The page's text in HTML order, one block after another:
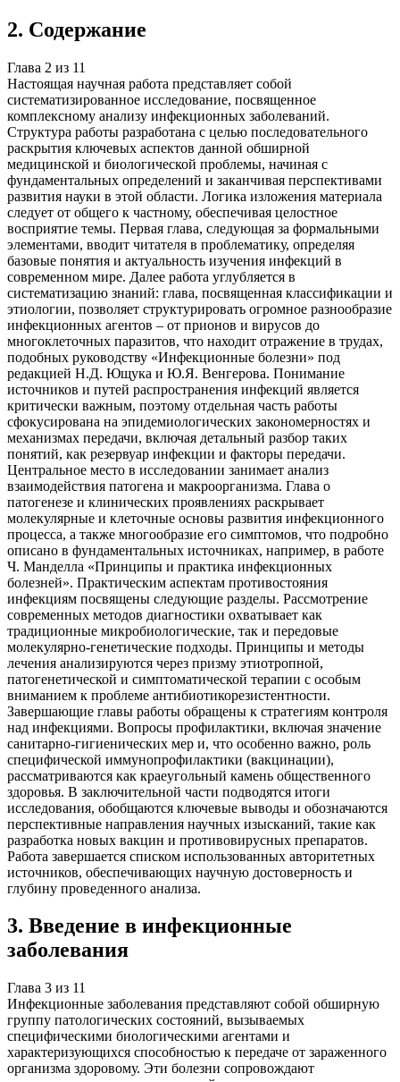
2. Содержание
Глава 2 из 11
Настоящая научная работа представляет собой
систематизированное исследование, посвященное
комплексному анализу инфекционных заболеваний.
Структура работы разработана с целью последовательного
раскрытия ключевых аспектов данной обширной
медицинской и биологической проблемы, начиная с
фундаментальных определений и заканчивая перспективами
развития науки в этой области. Логика изложения материала
следует от общего к частному, обеспечивая целостное
восприятие темы. Первая глава, следующая за формальными
элементами, вводит читателя в проблематику, определяя
базовые понятия и актуальность изучения инфекций в
современном мире. Далее работа углубляется в
систематизацию знаний: глава, посвященная классификации и
этиологии, позволяет структурировать огромное разнообразие
инфекционных агентов – от прионов и вирусов до
многоклеточных паразитов, что находит отражение в трудах,
подобных руководству «Инфекционные болезни» под
редакцией Н.Д. Ющука и Ю.Я. Венгерова. Понимание
источников и путей распространения инфекций является
критически важным, поэтому отдельная часть работы
сфокусирована на эпидемиологических закономерностях и
механизмах передачи, включая детальный разбор таких
понятий, как резервуар инфекции и факторы передачи.
Центральное место в исследовании занимает анализ
взаимодействия патогена и макроорганизма. Глава о
патогенезе и клинических проявлениях раскрывает
молекулярные и клеточные основы развития инфекционного
процесса, а также многообразие его симптомов, что подробно
описано в фундаментальных источниках, например, в работе
Ч. Манделла «Принципы и практика инфекционных
болезней». Практическим аспектам противостояния
инфекциям посвящены следующие разделы. Рассмотрение
современных методов диагностики охватывает как
традиционные микробиологические, так и передовые
молекулярно-генетические подходы. Принципы и методы
лечения анализируются через призму этиотропной,
патогенетической и симптоматической терапии с особым
вниманием к проблеме антибиотикорезистентности.
Завершающие главы работы обращены к стратегиям контроля
над инфекциями. Вопросы профилактики, включая значение
санитарно-гигиенических мер и, что особенно важно, роль
специфической иммунопрофилактики (вакцинации),
рассматриваются как краеугольный камень общественного
здоровья. В заключительной части подводятся итоги
исследования, обобщаются ключевые выводы и обозначаются
перспективные направления научных изысканий, такие как
разработка новых вакцин и противовирусных препаратов.
Работа завершается списком использованных авторитетных
источников, обеспечивающих научную достоверность и
глубину проведенного анализа.
3. Введение в инфекционные
заболевания
Глава 3 из 11
Инфекционные заболевания представляют собой обширную
группу патологических состояний, вызываемых
специфическими биологическими агентами и
характеризующихся способностью к передаче от зараженного
организма здоровому. Эти болезни сопровождают